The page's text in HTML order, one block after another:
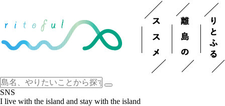
SNS
I live with the island and stay with the island